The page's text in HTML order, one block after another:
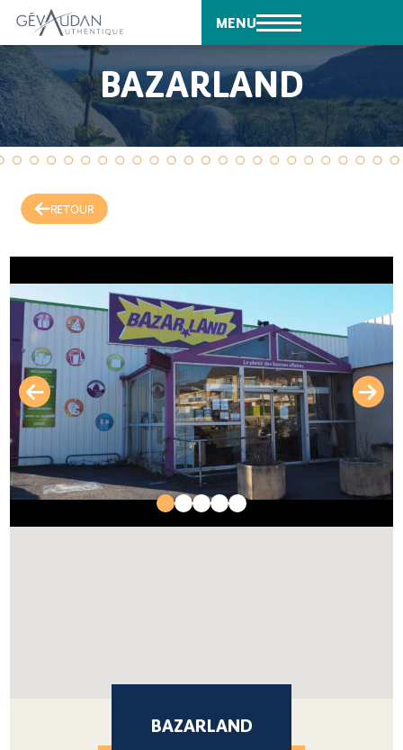
MENU
BAZARLAND
RETOUR
BAZARLAND